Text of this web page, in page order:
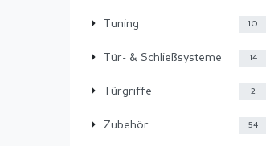
Tuning 10
Tür- & Schließsysteme 14
Türgriffe 2
Zubehör 54